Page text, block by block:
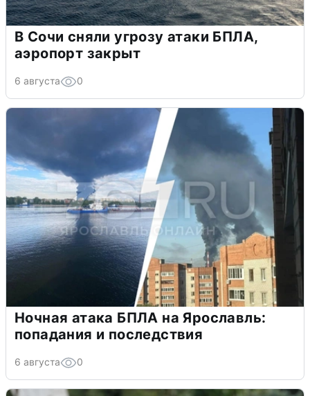
В Сочи сняли угрозу атаки БПЛА,
аэропорт закрыт
6 августа 0
Ночная атака БПЛА на Ярославль:
попадания и последствия
6 августа 0